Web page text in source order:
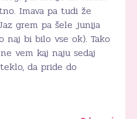
Imava pa tudi že
grem pa šele junija
naj bi bilo vse ok). Tako
vem kaj naju sedaj
da pride do